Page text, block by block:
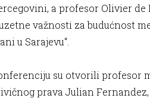
a profesor Olivier
važnosti za budućnost
u Sarajevu“.
su otvorili profesor
prava Julian